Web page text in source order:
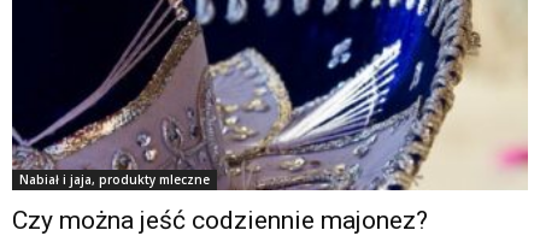
Nabiał i jaja, produkty mleczne
Czy można jeść codziennie majonez?